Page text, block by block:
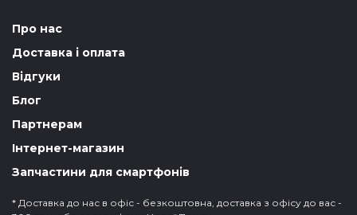
Про нас
Доставка і оплата
Відгуки
Блог
Партнерам
Інтернет-магазин
Запчастини для смартфонів
* Доставка до нас в офіс - безкоштовна, доставка з офісу до вас -